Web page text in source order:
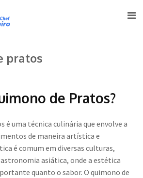
pratos
de Pratos?
é uma técnica culinária que envolve a
de maneira artística e
é comum em diversas culturas,
asiática, onde a estética
quanto o sabor. O quimono de